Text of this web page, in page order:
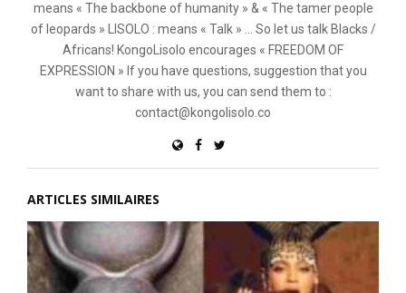
means « The backbone of humanity » & « The tamer people
of leopards » LISOLO : means « Talk » ... So let us talk Blacks /
Africans! KongoLisolo encourages « FREEDOM OF
EXPRESSION » If you have questions, suggestion that you
want to share with us, you can send them to :
contact@kongolisolo.co
ARTICLES SIMILAIRES